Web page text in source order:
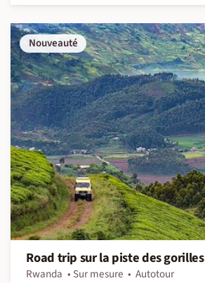
Nouveauté
Road trip sur la piste des gorilles
Rwanda Sur mesure
Autotour